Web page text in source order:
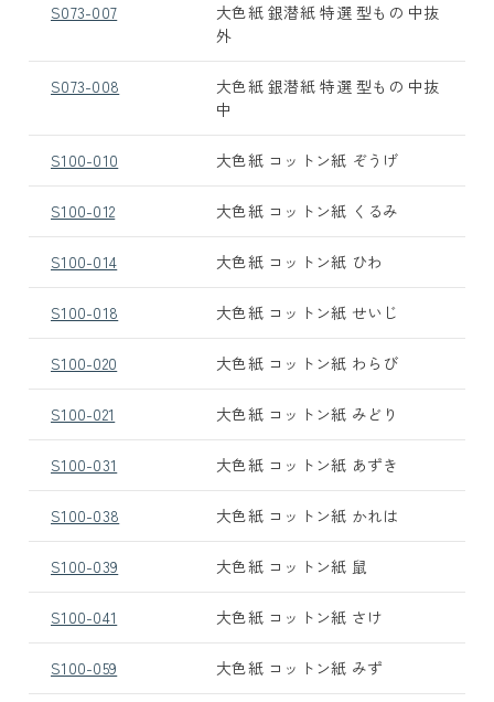
S073-007
大色紙 銀潜紙 特選 型もの 中抜
外
S073-008
大色紙 銀潜紙 特選 型もの 中抜
中
S100-010 大色紙 コットン紙 ぞうげ
S100-012 大色紙 コットン紙 くるみ
S100-014 大色紙 コットン紙 ひわ
S100-018 大色紙 コットン紙 せいじ
S100-020 大色紙 コットン紙 わらび
S100-021 大色紙 コットン紙 みどり
S100-031 大色紙 コットン紙 あずき
S100-038 大色紙 コットン紙 かれは
S100-039 大色紙 コットン紙 鼠
S100-041 大色紙 コットン紙 さけ
S100-059 大色紙 コットン紙 みず